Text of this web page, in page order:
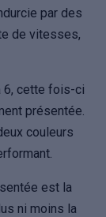
par des
de vitesses,
6, cette fois-ci
présentée.
couleurs
est la
ni moins la